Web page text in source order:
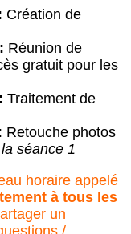
Création de
Réunion de
gratuit pour les
Traitement de
Retouche photos
séance 1
horaire appelé
à tous les
un